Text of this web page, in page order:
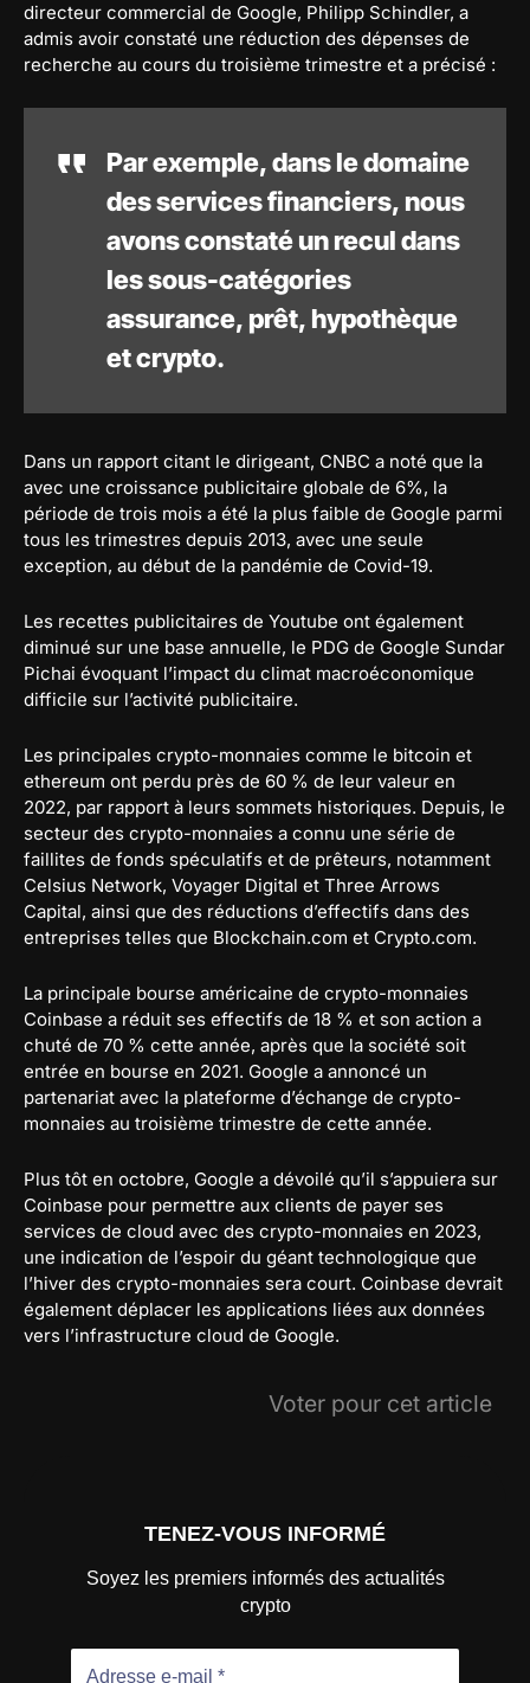
directeur commercial de Google, Philipp Schindler, a
admis avoir constaté une réduction des dépenses de
recherche au cours du troisième trimestre et a précisé :
Par exemple, dans le domaine
des services financiers, nous
avons constaté un recul dans
les sous-catégories
assurance, prêt, hypothèque
et crypto.
Dans un rapport citant le dirigeant, CNBC a noté que la
avec une croissance publicitaire globale de 6%, la
période de trois mois a été la plus faible de Google parmi
tous les trimestres depuis 2013, avec une seule
exception, au début de la pandémie de Covid-19.
Les recettes publicitaires de Youtube ont également
diminué sur une base annuelle, le PDG de Google Sundar
Pichai évoquant l’impact du climat macroéconomique
difficile sur l’activité publicitaire.
Les principales crypto-monnaies comme le bitcoin et
ethereum ont perdu près de 60 % de leur valeur en
2022, par rapport à leurs sommets historiques. Depuis, le
secteur des crypto-monnaies a connu une série de
faillites de fonds spéculatifs et de prêteurs, notamment
Celsius Network, Voyager Digital et Three Arrows
Capital, ainsi que des réductions d’effectifs dans des
entreprises telles que Blockchain.com et Crypto.com.
La principale bourse américaine de crypto-monnaies
Coinbase a réduit ses effectifs de 18 % et son action a
chuté de 70 % cette année, après que la société soit
entrée en bourse en 2021. Google a annoncé un
partenariat avec la plateforme d’échange de crypto-
monnaies au troisième trimestre de cette année.
Plus tôt en octobre, Google a dévoilé qu’il s’appuiera sur
Coinbase pour permettre aux clients de payer ses
services de cloud avec des crypto-monnaies en 2023,
une indication de l’espoir du géant technologique que
l’hiver des crypto-monnaies sera court. Coinbase devrait
également déplacer les applications liées aux données
vers l’infrastructure cloud de Google.
Voter pour cet article
TENEZ-VOUS INFORMÉ
Soyez les premiers informés des actualités
crypto